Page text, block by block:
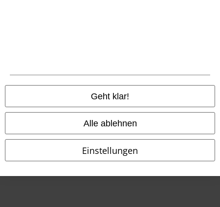
Geht klar!
Alle ablehnen
Einstellungen
© 1986-2026 E.M.P. Merchandising HGmbH
EMP Online Shops